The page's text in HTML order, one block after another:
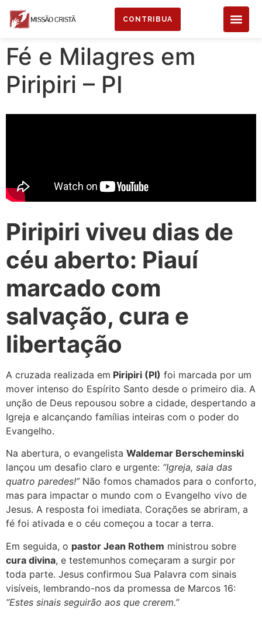
CONTRIBUA
Fé e Milagres em
Piripiri – PI
Piripiri viveu dias de
céu aberto: Piauí
marcado com
salvação, cura e
libertação
A cruzada realizada em Piripiri (PI) foi marcada por um
mover intenso do Espírito Santo desde o primeiro dia. A
unção de Deus repousou sobre a cidade, despertando a
Igreja e alcançando famílias inteiras com o poder do
Evangelho.
Na abertura, o evangelista Waldemar Berscheminski
lançou um desafio claro e urgente: “Igreja, saia das
quatro paredes!”Não fomos chamados para o conforto,
mas para impactar o mundo com o Evangelho vivo de
Jesus. A resposta foi imediata. Corações se abriram, a
fé foi ativada e o céu começou a tocar a terra.
Em seguida, o pastor Jean Rothem ministrou sobre
cura divina, e testemunhos começaram a surgir por
toda parte. Jesus confirmou Sua Palavra com sinais
visíveis, lembrando-nos da promessa de Marcos 16:
“Estes sinais seguirão aos que crerem.”